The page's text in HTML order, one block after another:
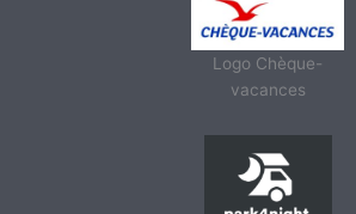
Logo Chèque-
vacances